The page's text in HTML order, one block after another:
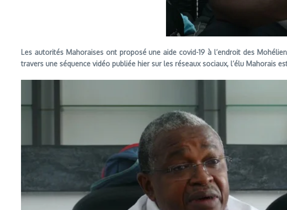
Les autorités Mahoraises ont proposé une aide covid-19 à l’endroit des
travers une séquence vidéo publiée hier sur les réseaux sociaux, l’élu Mahorais